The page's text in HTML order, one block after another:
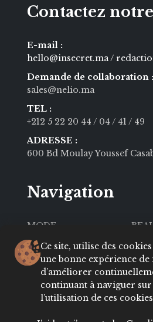
Ce site, utilise des
une bonne expérience
d’améliorer
continuant à naviguer sur
l’utilisation de ces
Contactez
E-mail :
hello@insecret.ma /
Demande de collaboration :
sales@nelio.ma
TEL :
+212 5 22 20 44 / 04 / 41 / 49
ADRESSE :
600 Bd Moulay Youssef
Navigation
MODE
SOCIÉTÉ
VIE PRIVÉE
About